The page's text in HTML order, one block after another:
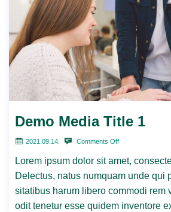
Demo Media Title 1
2021.09.14. Comments Off
Lorem ipsum dolor sit amet,
Delectus, natus numquam unde qui
sitatibus harum libero commodi rem
odit tenetur esse quidem inventore